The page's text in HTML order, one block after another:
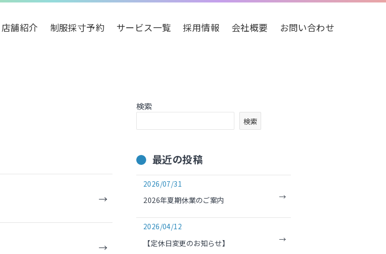
店舗紹介 制服採寸予約 サービス一覧 採用情報 会社概要 お問い合わせ
検索
検索
最近の投稿
2026年夏期休業のご案内
2026/07/31
【定休日変更のお知らせ】
2026/04/12